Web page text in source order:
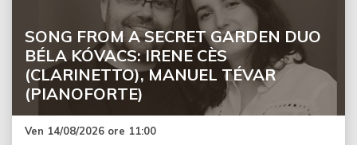
SONG FROM A SECRET GARDEN DUO
BÉLA KÓVACS: IRENE CÈS
(CLARINETTO), MANUEL TÉVAR
(PIANOFORTE)
Ven 14/08/2026 ore 11:00